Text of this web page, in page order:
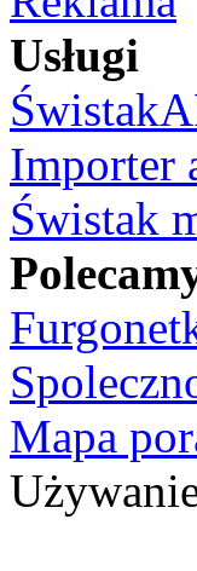
Usługi
Importer
Świstak
Mapa